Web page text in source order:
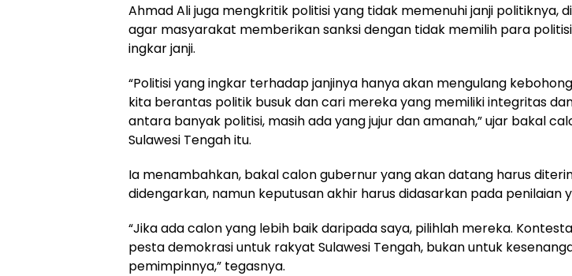
Ahmad Ali juga mengkritik politisi yang tidak memenuhi janji politiknya,
agar masyarakat memberikan sanksi dengan tidak memilih para
ingkar janji.
“Politisi yang ingkar terhadap janjinya hanya akan mengulang
kita berantas politik busuk dan cari mereka yang memiliki integritas
antara banyak politisi, masih ada yang jujur dan amanah,” ujar bakal
Sulawesi Tengah itu.
Ia menambahkan, bakal calon gubernur yang akan datang harus
didengarkan, namun keputusan akhir harus didasarkan pada penilaian
“Jika ada calon yang lebih baik daripada saya, pilihlah mereka.
pesta demokrasi untuk rakyat Sulawesi Tengah, bukan untuk
pemimpinnya,” tegasnya.